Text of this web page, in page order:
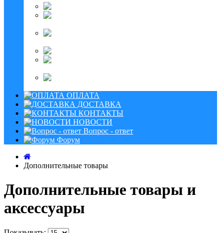
ОПЛАТА
ДОСТАВКА
КОНТАКТЫ
НОВОСТИ
Вопрос - ответ
Форум
Дополнительные товары
Дополнительные товары и
аксессуары